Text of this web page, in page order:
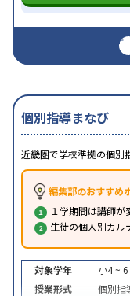
個別指導まなび
近畿圏で学校準拠の個別
編集部のおすすめ
１学期間は講師が
生徒の個人別カル
対象学年 小4 ~ 6
授業形式
個別指